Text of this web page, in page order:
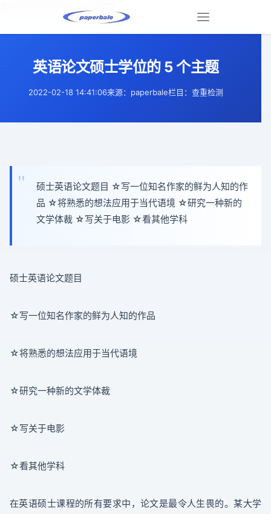
navigation
英语论文硕士学位的 5 个主题
2022-02-18 14:41:06来源：paperbale栏目：查重检测
硕士英语论文题目 ☆写一位知名作家的鲜为人知的作
品 ☆将熟悉的想法应用于当代语境 ☆研究一种新的
文学体裁 ☆写关于电影 ☆看其他学科
硕士英语论文题目
☆写一位知名作家的鲜为人知的作品
☆将熟悉的想法应用于当代语境
☆研究一种新的文学体裁
☆写关于电影
☆看其他学科
在英语硕士课程的所有要求中，论文是最令人生畏的。某大学